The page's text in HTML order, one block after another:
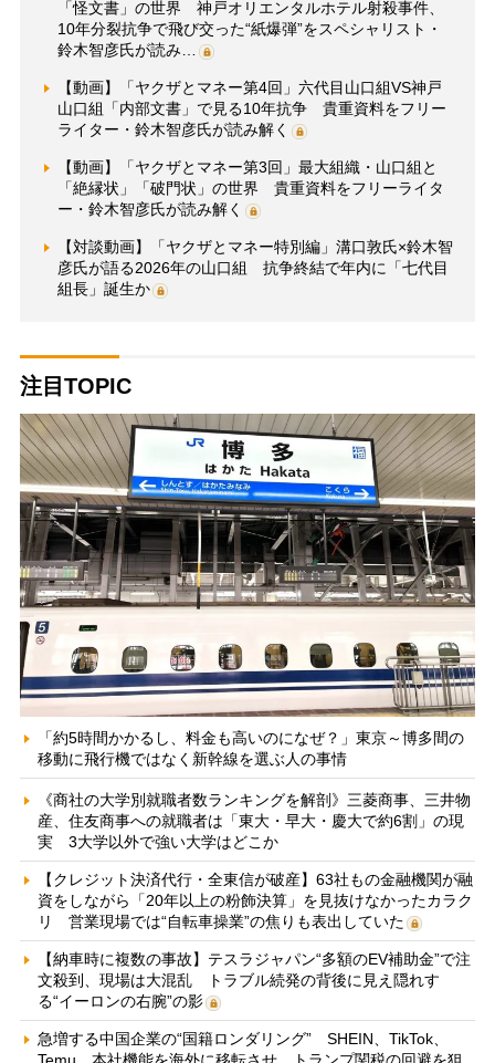
「怪文書」の世界 神戸オリエンタルホテル射殺事件、
10年分裂抗争で飛び交った“紙爆弾”をスペシャリスト・
鈴木智彦氏が読み…
【動画】「ヤクザとマネー第4回」六代目山口組VS神戸
山口組「内部文書」で見る10年抗争 貴重資料をフリー
ライター・鈴木智彦氏が読み解く
【動画】「ヤクザとマネー第3回」最大組織・山口組と
「絶縁状」「破門状」の世界 貴重資料をフリーライタ
ー・鈴木智彦氏が読み解く
【対談動画】「ヤクザとマネー特別編」溝口敦氏×鈴木智
彦氏が語る2026年の山口組 抗争終結で年内に「七代目
組長」誕生か
注目TOPIC
「約5時間かかるし、料金も高いのになぜ？」東京～博多間の
移動に飛行機ではなく新幹線を選ぶ人の事情
《商社の大学別就職者数ランキングを解剖》三菱商事、三井物
産、住友商事への就職者は「東大・早大・慶大で約6割」の現
実 3大学以外で強い大学はどこか
【クレジット決済代行・全東信が破産】63社もの金融機関が融
資をしながら「20年以上の粉飾決算」を見抜けなかったカラク
リ 営業現場では“自転車操業”の焦りも表出していた
【納車時に複数の事故】テスラジャパン“多額のEV補助金”で注
文殺到、現場は大混乱 トラブル続発の背後に見え隠れす
る“イーロンの右腕”の影
急増する中国企業の“国籍ロンダリング” SHEIN、TikTok、